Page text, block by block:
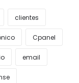
clientes
Cpanel
email